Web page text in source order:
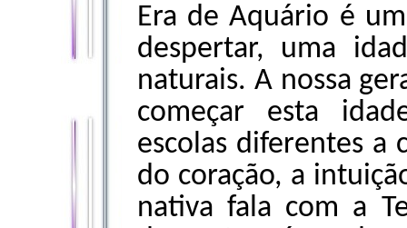
Era de Aquário é
despertar, uma
naturais. A nossa
começar esta
escolas diferentes a
do coração, a
nativa fala com a